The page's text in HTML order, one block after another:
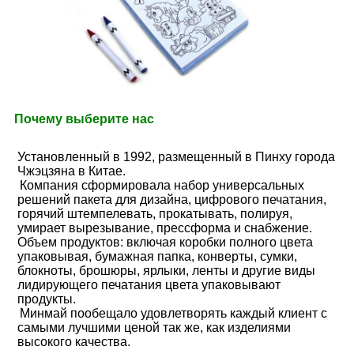
Почему выберите нас
Установленный в 1992, размещенный в Пинху города
Чжэцзяна в Китае.
Компания сформировала набор универсальных
решений пакета для дизайна, цифрового печатания,
горячий штемпелевать, прокатывать, полируя,
умирает вырезывание, прессформа и снабжение.
Объем продуктов: включая коробки полного цвета
упаковывая, бумажная папка, конверты, сумки,
блокноты, брошюры, ярлыки, ленты и другие виды
лидирующего печатания цвета упаковывают
продукты.
Минмай пообещало удовлетворять каждый клиент с
самыми лучшими ценой так же, как изделиями
высокого качества.